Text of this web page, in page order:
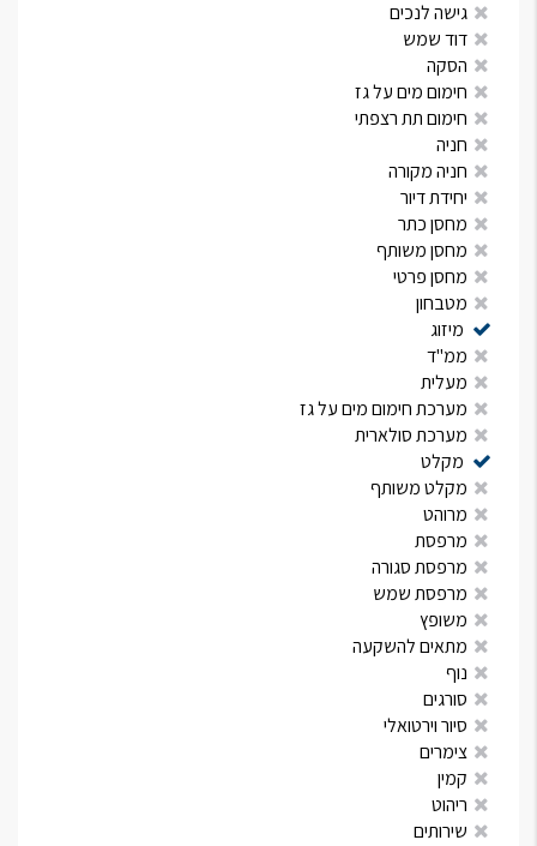
גישה לנכים
דוד שמש
הסקה
חימום מים על גז
חימום תת רצפתי
חניה
חניה מקורה
יחידת דיור
מחסן כתר
מחסן משותף
מחסן פרטי
מטבחון
מיזוג
ממ"ד
מעלית
מערכת חימום מים על גז
מערכת סולארית
מקלט
מקלט משותף
מרוהט
מרפסת
מרפסת סגורה
מרפסת שמש
משופץ
מתאים להשקעה
נוף
סורגים
סיור וירטואלי
צימרים
קמין
ריהוט
שירותים